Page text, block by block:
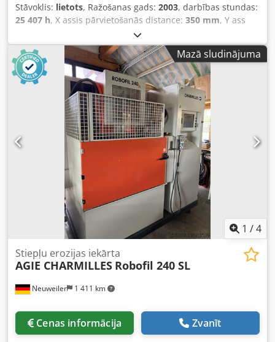
Stāvoklis: lietots, Ražošanas gads: 2003, darbības stundas:
25 407 h, X assis pārvietošanās distance: 350 mm, Y ass
220 mm
attālums:220 mm, Stieples diametrs 0,1–0,3 mm.
Automātiska pavediena atjaunošana. Dcedpfx Anszkhgds
Ijk Atdzesējoša vanna. Darbības stundas: 25 407 stundas.
Gājiena diapazons: X: 350 mm Y: 220 mm Z: 220 mm U:
350 mm V: 220 mm Millenium vadības sistēma. Ražošanas
Mazā sludinājuma
1 /4
Neuweiler 1 411 km
Stiepļu erozijas iekārta
AGIE CHARMILLES Robofil 240 SL
Cenas informācija Zvanīt